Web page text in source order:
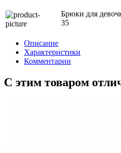
Брюки для
35
Описание
Характеристики
Комментарии
С этим товаром